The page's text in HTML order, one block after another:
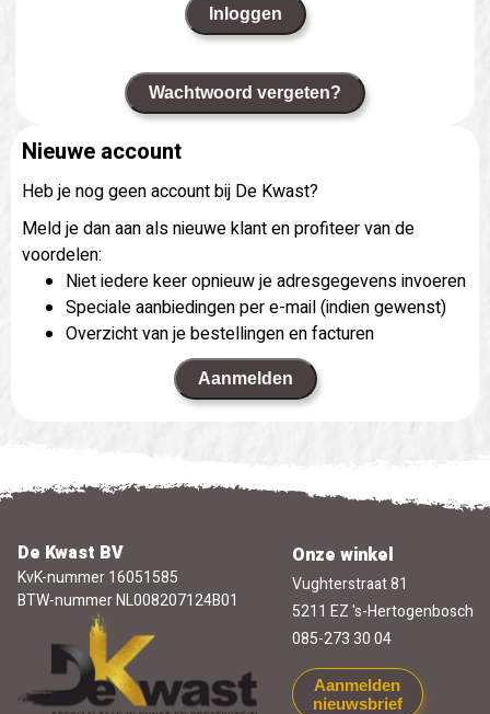
Inloggen
Wachtwoord vergeten?
Nieuwe account
Heb je nog geen account bij De Kwast?
Meld je dan aan als nieuwe klant en profiteer van de
voordelen:
Niet iedere keer opnieuw je adresgegevens invoeren
Speciale aanbiedingen per e-mail (indien gewenst)
Overzicht van je bestellingen en facturen
Aanmelden
De Kwast BV
KvK-nummer 16051585
BTW-nummer NL008207124B01
Onze winkel
Vughterstraat 81
5211 EZ 's-Hertogenbosch
085-273 30 04
Aanmelden
nieuwsbrief